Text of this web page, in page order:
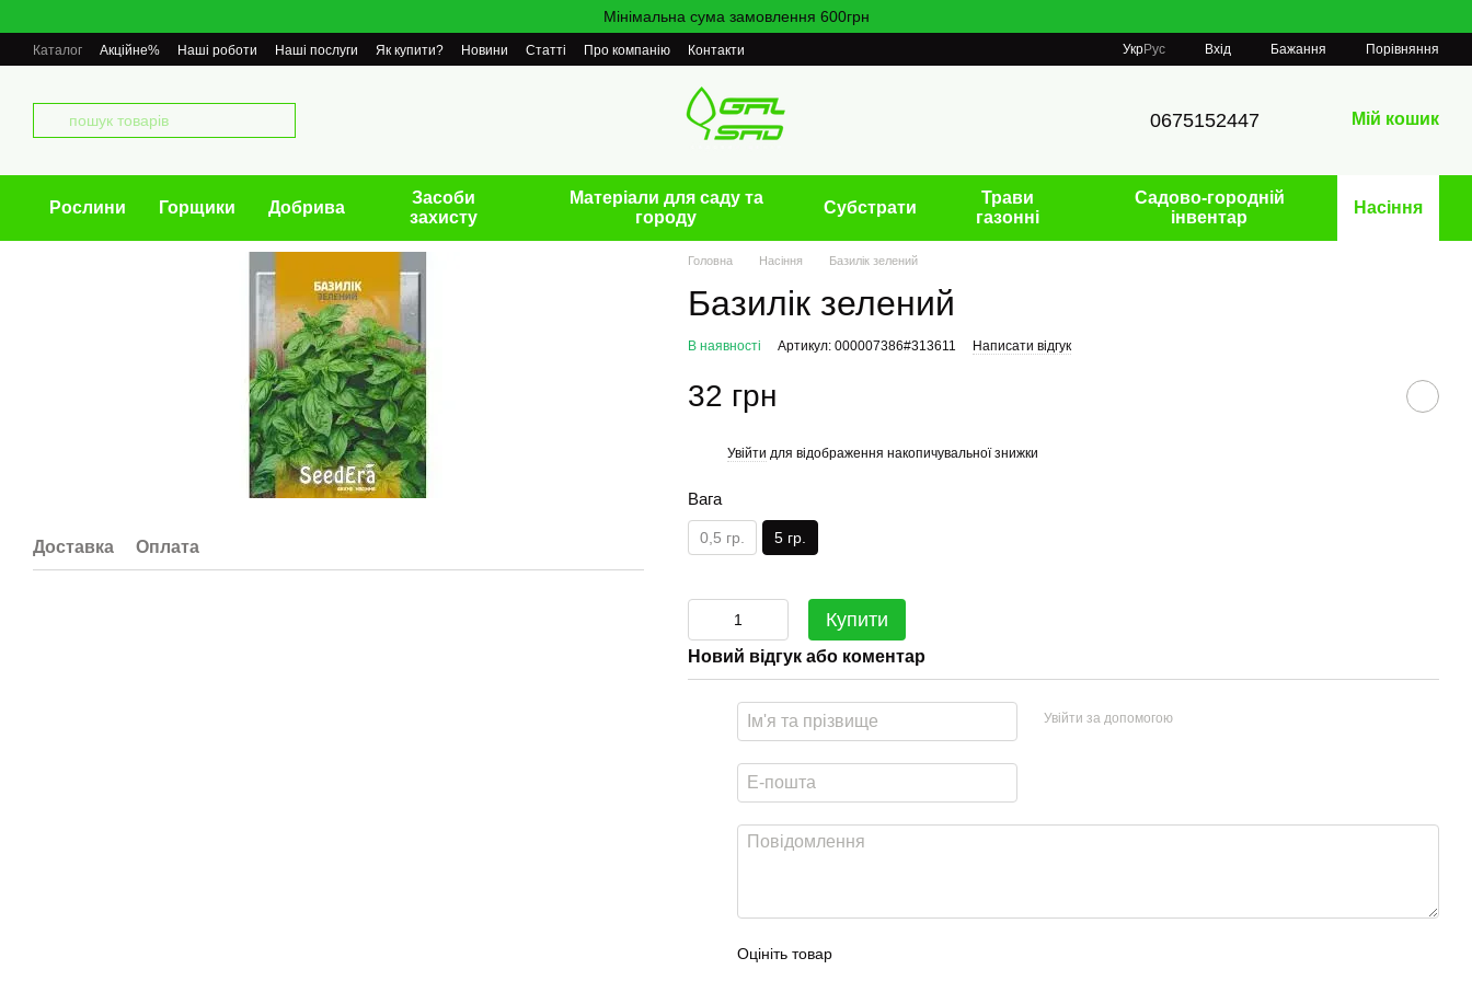
Мінімальна сума замовлення 600грн
Каталог Акційне% Наші роботи Наші послуги Як купити? Новини Статті Про компанію Контакти УкрРус Вхід Бажання Порівняння
0675152447 Мій кошик
Рослини Горщики Добрива
Засоби
захисту
Матеріали для саду та
городу
Cубстрати
Трави
газонні
Садово-городній
інвентар
Насіння
Доставка Оплата
Головна Насіння Базилік зелений
Базилік зелений
В наявності Артикул: 000007386#313611 Написати відгук
32 грн
Увійти для відображення накопичувальної знижки
Вага
0,5 гр. 5 гр.
Купити
Новий відгук або коментар
Увійти за допомогою
Оцініть товар